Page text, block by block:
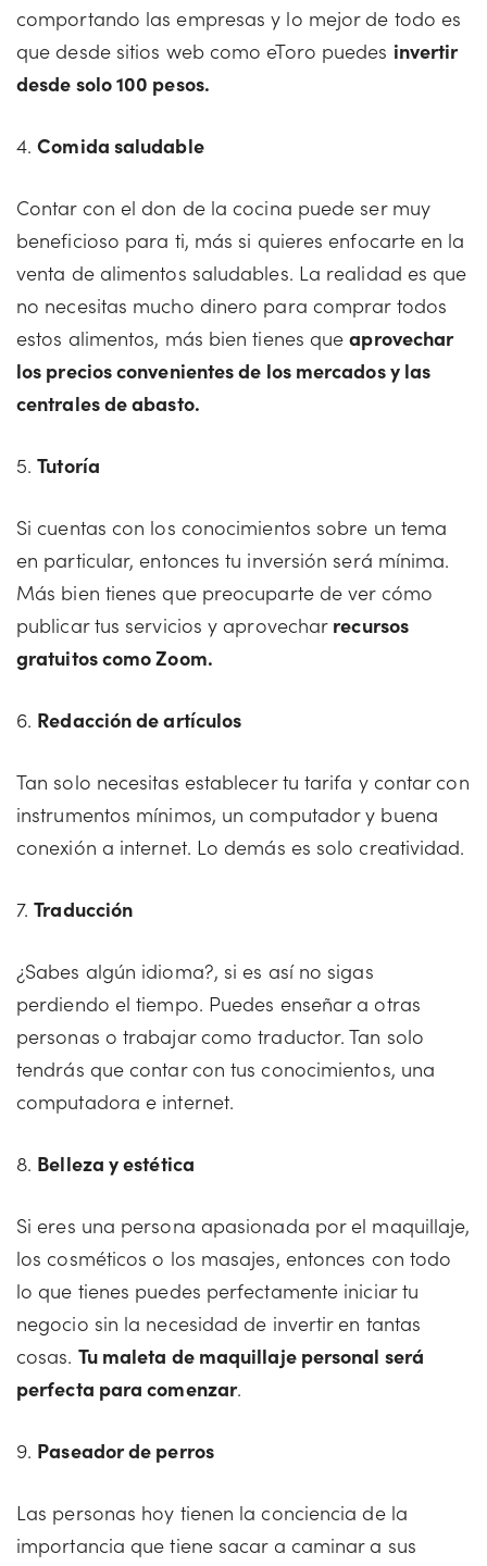
comportando las empresas y lo mejor de todo es
que desde sitios web como eToro puedes invertir
desde solo 100 pesos.
4.Comida saludable
Contar con el don de la cocina puede ser muy
beneficioso para ti, más si quieres enfocarte en la
venta de alimentos saludables. La realidad es que
no necesitas mucho dinero para comprar todos
estos alimentos, más bien tienes queaprovechar
los precios convenientes de los mercados y las
centrales de abasto.
5.Tutoría
Si cuentas con los conocimientos sobre un tema
en particular, entonces tu inversión será mínima.
Más bien tienes que preocuparte de ver cómo
publicar tus servicios y aprovechar recursos
gratuitos como Zoom.
6. Redacción de artículos
Tan solo necesitas establecer tu tarifa y contar con
instrumentos mínimos, un computador y buena
conexión a internet. Lo demás es solo creatividad.
7.Traducción
¿Sabes algún idioma?, si es así no sigas
perdiendo el tiempo. Puedes enseñar a otras
personas o trabajar como traductor. Tan solo
tendrás que contar con tus conocimientos, una
computadora e internet.
8. Belleza y estética
Si eres una persona apasionada por el maquillaje,
los cosméticos o los masajes, entonces con todo
lo que tienes puedes perfectamente iniciar tu
negocio sin la necesidad de invertir en tantas
cosas. Tu maleta de maquillaje personal será
perfecta para comenzar.
9. Paseador de perros
Las personas hoy tienen la conciencia de la
importancia que tiene sacar a caminar a sus